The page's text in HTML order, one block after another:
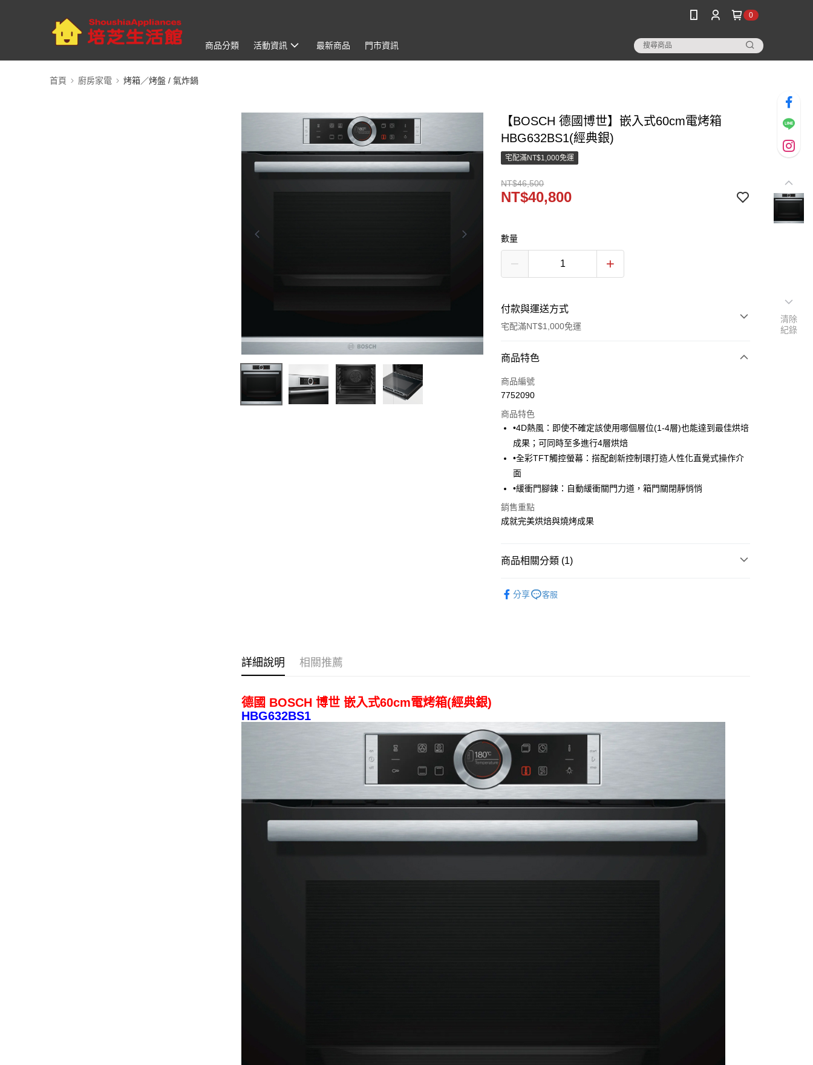
0
商品分類 活動資訊 最新商品 門市資訊
首頁 廚房家電 烤箱／烤盤 / 氣炸鍋
【BOSCH 德國博世】嵌入式60cm電烤箱
HBG632BS1(經典銀)
宅配滿NT$1,000免運
NT$46,500
NT$40,800
數量
付款與運送方式
宅配滿NT$1,000免運
付款方式
信用卡一次付款
街口支付
悠遊付
ATM付款
運送方式
商品特色
商品編號
7752090
商品特色
•4D熱風：即使不確定該使用哪個層位(1-4層)也能達到最佳烘培
成果；可同時至多進行4層烘焙
•全彩TFT觸控螢幕：搭配創新控制環打造人性化直覺式操作介
面
•緩衝門腳鍊：自動緩衝關門力道，箱門關閉靜悄悄
銷售重點
成就完美烘焙與燒烤成果
商品相關分類 (1)
分享
客服
詳細說明 相關推薦
德國 BOSCH 博世 嵌入式60cm電烤箱(經典銀)
HBG632BS1
清除
紀錄